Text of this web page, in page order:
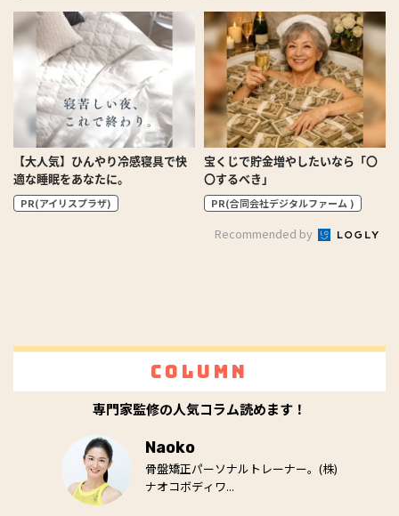
【大人気】ひんやり冷感寝具で快
適な睡眠をあなたに。
PR(アイリスプラザ)
宝くじで貯金増やしたいなら「〇
〇するべき」
PR(合同会社デジタルファーム )
Recommended by
Column
専門家監修の人気コラム読めます！
Naoko
骨盤矯正パーソナルトレーナー。(株)
ナオコボディワ...